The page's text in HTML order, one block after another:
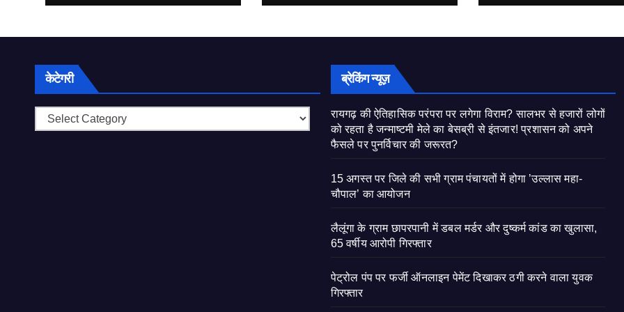
की जरूरत?
केटेगरी
केटेगरी
ब्रेकिंग न्यूज़
रायगढ़ की ऐतिहासिक परंपरा पर लगेगा विराम? सालभर से हजारों लोगों
को रहता है जन्माष्टमी मेले का बेसब्री से इंतजार! प्रशासन को अपने
फैसले पर पुनर्विचार की जरूरत?
15 अगस्त पर जिले की सभी ग्राम पंचायतों में होगा ’उल्लास महा-
चौपाल’ का आयोजन
लैलूंगा के ग्राम छापरपानी में डबल मर्डर और दुष्कर्म कांड का खुलासा,
65 वर्षीय आरोपी गिरफ्तार
पेट्रोल पंप पर फर्जी ऑनलाइन पेमेंट दिखाकर ठगी करने वाला युवक
गिरफ्तार